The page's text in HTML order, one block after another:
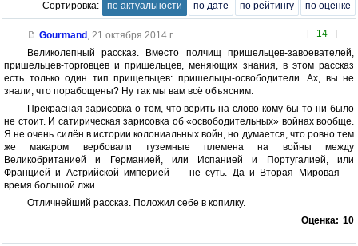
Сортировка: по актуальности по дате по рейтингу по оценке
[ 14 ]
Gourmand , 21 октября 2014 г.
Великолепный рассказ. Вместо полчищ пришельцев-завоевателей,
пришельцев-торговцев и пришельцев, меняющих знания, в этом рассказ
есть только один тип прищельцев: пришельцы-освободители. Ах, вы не
знали, что порабощены? Ну так мы вам всё объясним.
Прекрасная зарисовка о том, что верить на слово кому бы то ни было
не стоит. И сатирическая зарисовка об «освободительных» войнах вообще.
Я не очень силён в истории колониальных войн, но думается, что ровно тем
же макаром вербовали туземные племена на войны между
Великобританией и Германией, или Испанией и Португалией, или
Францией и Астрийской империей — не суть. Да и Вторая Мировая —
время большой лжи.
Отличнейший рассказ. Положил себе в копилку.
Оценка: 10